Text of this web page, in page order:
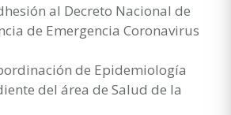
al Decreto Nacional de
de Emergencia Coronavirus
de Epidemiología
del área de Salud de la